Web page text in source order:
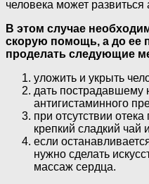
человека может
В этом случае
скорую помощь, а до ее
проделать следующие
уложить и укрыть
дать пострадавшему
антигистаминного
при отсутствии
крепкий сладкий чай
если
нужно сделать
массаж сердца.